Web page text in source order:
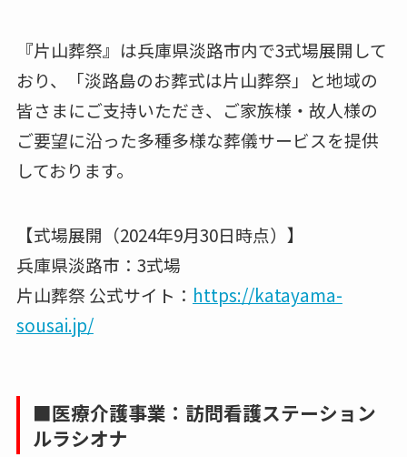
『片山葬祭』は兵庫県淡路市内で3式場展開して
おり、「淡路島のお葬式は片山葬祭」と地域の
皆さまにご支持いただき、ご家族様・故人様の
ご要望に沿った多種多様な葬儀サービスを提供
しております。
【式場展開（2024年9月30日時点）】
兵庫県淡路市：3式場
片山葬祭 公式サイト： https://katayama-
sousai.jp/
■医療介護事業：訪問看護ステーション
ルラシオナ